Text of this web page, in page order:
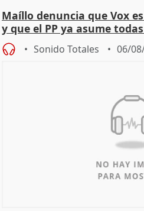
Maíllo denuncia que Vox
y que el PP ya asume
Sonido Totales 06/